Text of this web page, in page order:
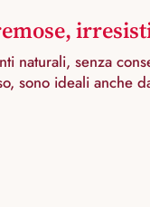
naturali, senza
sono ideali anche